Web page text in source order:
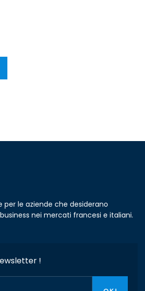
per le aziende che desiderano
nei mercati francesi e italiani.
!